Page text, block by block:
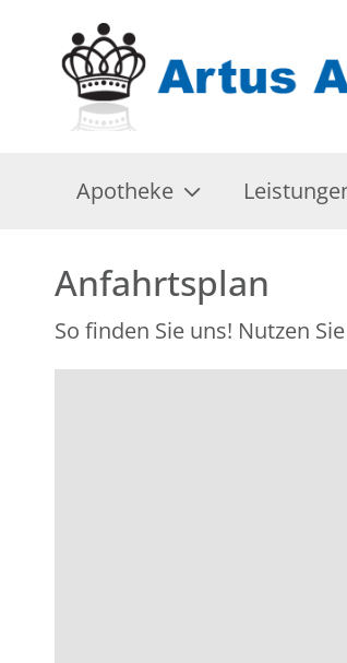
Apotheke
Anfahrtsplan
So finden Sie uns! Nutzen